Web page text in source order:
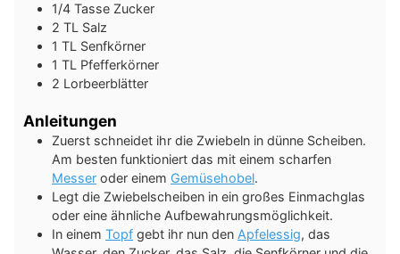
1/4 Tasse Zucker
2 TL Salz
1 TL Senfkörner
1 TL Pfefferkörner
2 Lorbeerblätter
Anleitungen
Zuerst schneidet ihr die Zwiebeln in dünne Scheiben.
Am besten funktioniert das mit einem scharfen
Messer oder einem Gemüsehobel.
Legt die Zwiebelscheiben in ein großes Einmachglas
oder eine ähnliche Aufbewahrungsmöglichkeit.
In einem Topf gebt ihr nun den Apfelessig, das